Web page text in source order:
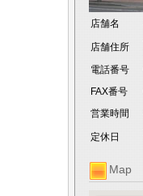
店舗名
店舗住所
電話番号
FAX番号
営業時間
定休日
Map